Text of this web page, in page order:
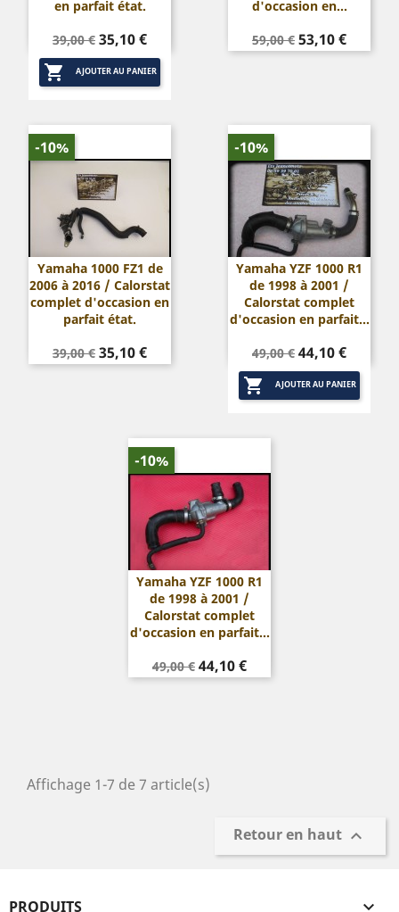
en parfait état.
Prix
de
base
39,00 € Prix
35,10 €
 AJOUTER AU PANIER
d'occasion en...
Prix
de
59,00 € Prix
53,10 €
Yamaha 1000 FZ1 de
2006 à 2016 / Calorstat
complet d'occasion en
parfait état.
Prix
de
39,00 € Prix
35,10 €
-10%
Yamaha YZF 1000 R1
de 1998 à 2001 /
Calorstat complet
d'occasion en parfait...
Prix
de
base
49,00 € Prix
44,10 €
 AJOUTER AU PANIER
-10%
Yamaha YZF 1000 R1
de 1998 à 2001 /
Calorstat complet
d'occasion en parfait...
Prix
de
49,00 € Prix
44,10 €
-10%
Affichage 1-7 de 7 article(s)
Retour en haut 
PRODUITS 